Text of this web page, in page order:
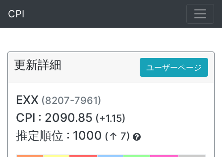
CPI
更新詳細 ユーザーページ
EXX (8207-7961)
CPI : 2090.85 (+1.15)
推定順位 : 1000 (↑ 7)